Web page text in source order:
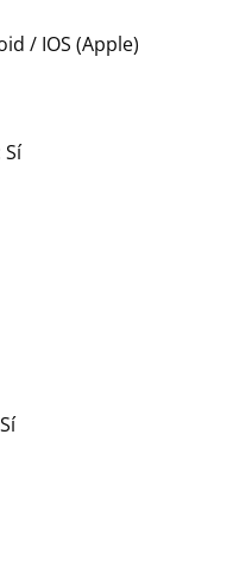
/ IOS (Apple)
Sí
Sí